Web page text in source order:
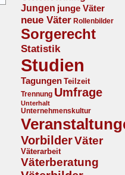
Jungen junge Väter
neue Väter Rollenbilder
Sorgerecht
Statistik
Studien
Tagungen Teilzeit
Trennung Umfrage
Unterhalt
Unternehmenskultur
VorbilderVäter
Väterarbeit
Väterberatung